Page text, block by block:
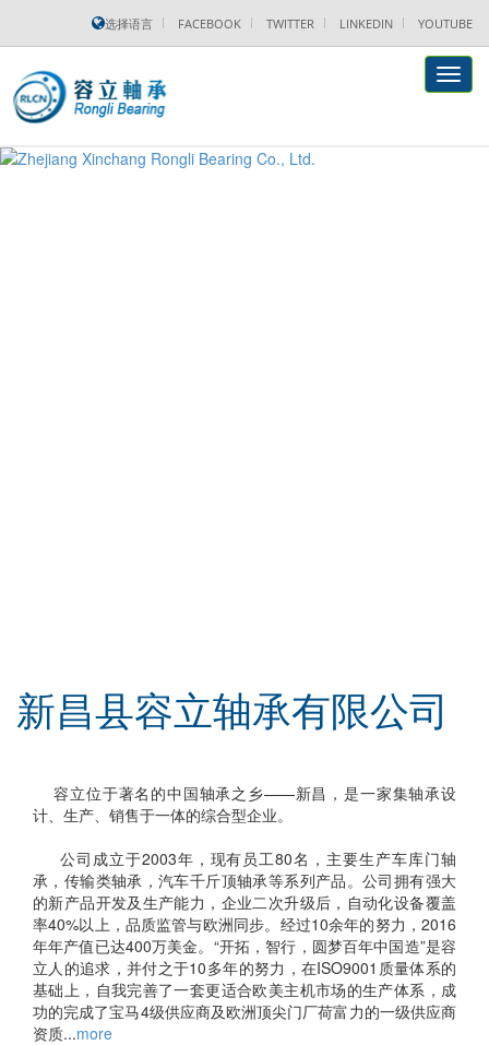
选择语言 FACEBOOK TWITTER LINKEDIN YOUTUBE
新昌县容立轴承有限公司
容立位于著名的中国轴承之乡——新昌，是一家集轴承设
计、生产、销售于一体的综合型企业。
公司成立于2003年，现有员工80名，主要生产车库门轴
承，传输类轴承，汽车千斤顶轴承等系列产品。公司拥有强大
的新产品开发及生产能力，企业二次升级后，自动化设备覆盖
率40%以上，品质监管与欧洲同步。经过10余年的努力，2016
年年产值已达400万美金。“开拓，智行，圆梦百年中国造”是容
立人的追求，并付之于10多年的努力，在ISO9001质量体系的
基础上，自我完善了一套更适合欧美主机市场的生产体系，成
功的完成了宝马4级供应商及欧洲顶尖门厂荷富力的一级供应商
资质...more